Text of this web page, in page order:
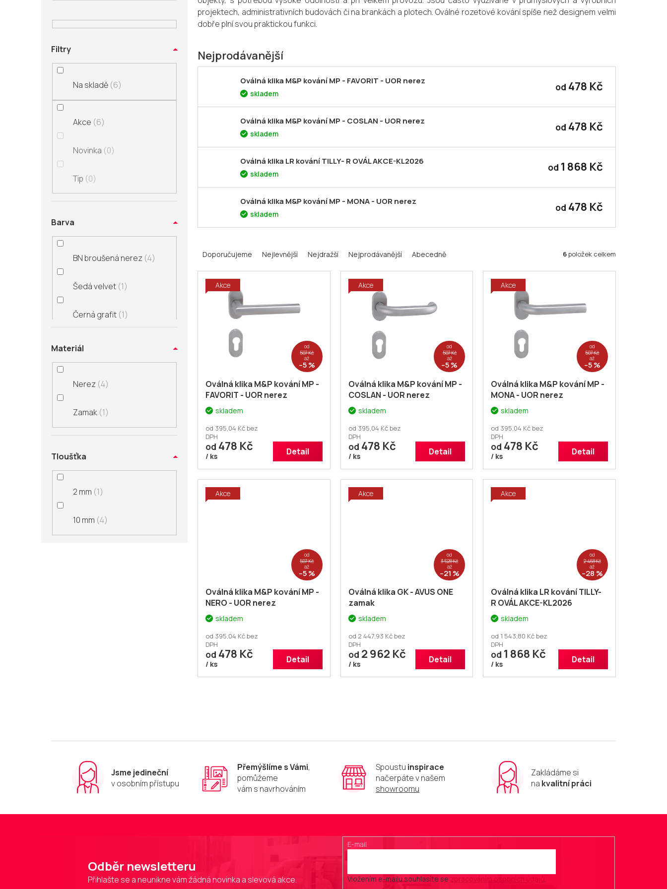
Filtry
Na skladě 6
Akce 6
Novinka 0
Tip 0
Barva
BN broušená nerez 4
Šedá velvet 1
Černá grafit 1
Materiál
Nerez 4
Zamak 1
Tloušťka
2 mm 1
10 mm 4
projektech, administrativních budovách či na brankách a plotech. Oválné rozetové kování spíše než designem velmi
dobře plní svou praktickou funkci.
Nejprodávanější
Oválná klika M&P kování MP - FAVORIT - UOR nerez
skladem
od 478 Kč
Oválná klika M&P kování MP - COSLAN - UOR nerez
skladem
od 478 Kč
Oválná klika LR kování TILLY- R OVÁL AKCE-KL2026
skladem
od 1 868 Kč
Oválná klika M&P kování MP - MONA - UOR nerez
skladem
od 478 Kč
aDoporučujeme Nejlevnější Nejdražší Nejprodávanější Abecedně 6položek celkem
V
Akce
od
507 Kč
až
–5 %
Oválná klika M&P kování MP -
FAVORIT - UOR nerez
skladem
od 395,04 Kč bez
DPH
od 478 Kč
/ ks Detail
Akce
od
507 Kč
až
–5 %
Oválná klika M&P kování MP -
COSLAN - UOR nerez
skladem
od 395,04 Kč bez
DPH
od 478 Kč
/ ks Detail
Akce
od
507 Kč
až
–5 %
Oválná klika M&P kování MP -
MONA - UOR nerez
skladem
od 395,04 Kč bez
DPH
od 478 Kč
/ ks Detail
Akce
od
507 Kč
až
–5 %
Oválná klika M&P kování MP -
NERO - UOR nerez
skladem
od 395,04 Kč bez
DPH
od 478 Kč
/ ks Detail
Akce
od
3 528 Kč
až
–21 %
Oválná klika GK - AVUS ONE
zamak
skladem
od 2 447,93 Kč bez
DPH
od 2 962 Kč
/ ks Detail
Akce
od
2 468 Kč
až
–28 %
Oválná klika LR kování TILLY-
R OVÁL AKCE-KL2026
skladem
od 1 543,80 Kč bez
DPH
od 1 868 Kč
/ ks Detail
a
p
r
v
k
v
s
Jsme jedineční
v osobním přístupu
Přemýšlíme s Vámi,
pomůžeme
vám s navrhováním
Spoustu inspirace
načerpáte v našem
showroomu
Zakládáme si
na kvalitní práci
Odběr newsletteru
Přihlašte se a neunikne vám žádná novinka a slevová akce.
E-mail
Vložením e-mailu souhlasíte se zpracováním osobních údajů.